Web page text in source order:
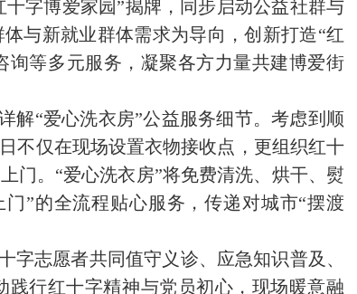
字博爱家园”揭牌，同步启动公益社群与
与新就业群体需求为导向，创新打造“红
等多元服务，凝聚各方力量共建博爱街
解“爱心洗衣房”公益服务细节。考虑到顺
不仅在现场设置衣物接收点，更组织红十
门。“爱心洗衣房”将免费清洗、烘干、熨
”的全流程贴心服务，传递对城市“摆渡
志愿者共同值守义诊、应急知识普及、
行红十字精神与党员初心，现场暖意融